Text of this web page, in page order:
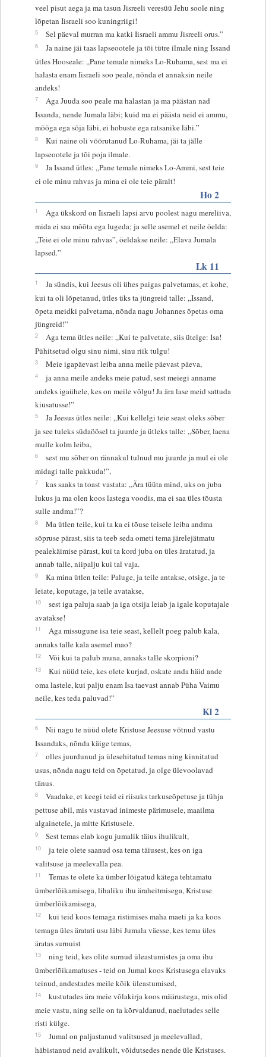
veel pisut aega ja ma tasun Jisreeli veresüü Jehu soole ning
lõpetan Iisraeli soo kuningriigi!
5 Sel päeval murran ma katki Iisraeli ammu Jisreeli orus.”
6
Ja naine jäi taas lapseootele ja tõi tütre ilmale ning Issand
ütles Hooseale: „Pane temale nimeks Lo-Ruhama, sest ma ei
halasta enam Iisraeli soo peale, nõnda et annaksin neile
andeks!
7
Aga Juuda soo peale ma halastan ja ma päästan nad
Issanda, nende Jumala läbi; kuid ma ei päästa neid ei ammu,
mõõga ega sõja läbi, ei hobuste ega ratsanike läbi.”
8
Kui naine oli võõrutanud Lo-Ruhama, jäi ta jälle
lapseootele ja tõi poja ilmale.
9
Ja Issand ütles: „Pane temale nimeks Lo-Ammi, sest teie
ei ole minu rahvas ja mina ei ole teie päralt!
Ho 2
1
Aga ükskord on Iisraeli lapsi arvu poolest nagu mereliiva,
mida ei saa mõõta ega lugeda; ja selle asemel et neile öelda:
„Teie ei ole minu rahvas”, öeldakse neile: „Elava Jumala
lapsed.”
Lk 11
1
Ja sündis, kui Jeesus oli ühes paigas palvetamas, et kohe,
kui ta oli lõpetanud, ütles üks ta jüngreid talle: „Issand,
õpeta meidki palvetama, nõnda nagu Johannes õpetas oma
jüngreid!”
2
Aga tema ütles neile: „Kui te palvetate, siis ütelge: Isa!
Pühitsetud olgu sinu nimi, sinu riik tulgu!
3 Meie igapäevast leiba anna meile päevast päeva,
4
ja anna meile andeks meie patud, sest meiegi anname
andeks igaühele, kes on meile võlgu! Ja ära lase meid sattuda
kiusatusse!”
5
Ja Jeesus ütles neile: „Kui kellelgi teie seast oleks sõber
ja see tuleks südaöösel ta juurde ja ütleks talle: „Sõber, laena
mulle kolm leiba,
6
sest mu sõber on rännakul tulnud mu juurde ja mul ei ole
midagi talle pakkuda!”,
7
kas saaks ta toast vastata: „Ära tüüta mind, uks on juba
lukus ja ma olen koos lastega voodis, ma ei saa üles tõusta
sulle andma!”?
8
Ma ütlen teile, kui ta ka ei tõuse teisele leiba andma
sõpruse pärast, siis ta teeb seda ometi tema järelejätmatu
pealekäimise pärast, kui ta kord juba on üles äratatud, ja
annab talle, niipalju kui tal vaja.
9
Ka mina ütlen teile: Paluge, ja teile antakse, otsige, ja te
leiate, koputage, ja teile avatakse,
10
sest iga paluja saab ja iga otsija leiab ja igale koputajale
avatakse!
11
Aga missugune isa teie seast, kellelt poeg palub kala,
annaks talle kala asemel mao?
12 Või kui ta palub muna, annaks talle skorpioni?
13
Kui nüüd teie, kes olete kurjad, oskate anda häid ande
oma lastele, kui palju enam Isa taevast annab Püha Vaimu
neile, kes teda paluvad!”
Kl 2
6
Nii nagu te nüüd olete Kristuse Jeesuse võtnud vastu
Issandaks, nõnda käige temas,
7
olles juurdunud ja ülesehitatud temas ning kinnitatud
usus, nõnda nagu teid on õpetatud, ja olge ülevoolavad
tänus.
8
Vaadake, et keegi teid ei riisuks tarkuseõpetuse ja tühja
pettuse abil, mis vastavad inimeste pärimusele, maailma
algainetele, ja mitte Kristusele.
9 Sest temas elab kogu jumalik täius ihulikult,
10
ja teie olete saanud osa tema täiusest, kes on iga
valitsuse ja meelevalla pea.
11
Temas te olete ka ümber lõigatud kätega tehtamatu
ümberlõikamisega, lihaliku ihu äraheitmisega, Kristuse
ümberlõikamisega,
12
kui teid koos temaga ristimises maha maeti ja ka koos
temaga üles äratati usu läbi Jumala väesse, kes tema üles
äratas surnuist
13
ning teid, kes olite surnud üleastumistes ja oma ihu
ümberlõikamatuses - teid on Jumal koos Kristusega elavaks
teinud, andestades meile kõik üleastumised,
14
kustutades ära meie võlakirja koos määrustega, mis olid
meie vastu, ning selle on ta kõrvaldanud, naelutades selle
risti külge.
15
Jumal on paljastanud valitsused ja meelevallad,
häbistanud neid avalikult, võidutsedes nende üle Kristuses.